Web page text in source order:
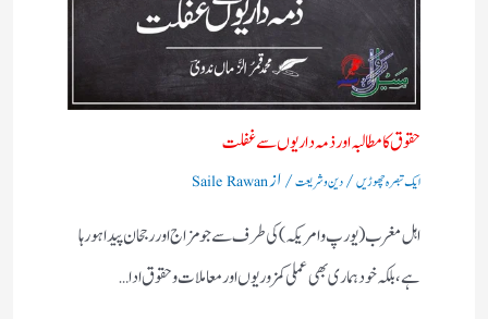
حقوق کا مطالبہ اور ذمہ داریوں سے غفلت
ایک تبصرہ چھوڑیں/دین و شریعت/ ازSaile Rawan
اہل مغرب (یورپ و امریکہ)کی طرف سے جو مزاج اور رجحان پیدا ہورہا
ہے، بلکہ خود ہماری بھی عملی کمزوریوں اور معاملات و حقوق ادا…